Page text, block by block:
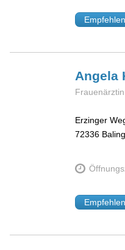
Empfehlen
Angela
Frauenärztin
Erzinger
72336
Empfehlen